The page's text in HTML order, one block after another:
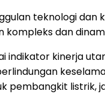
teknologi dan
kompleks dan
indikator kinerja
pembangkit listrik,